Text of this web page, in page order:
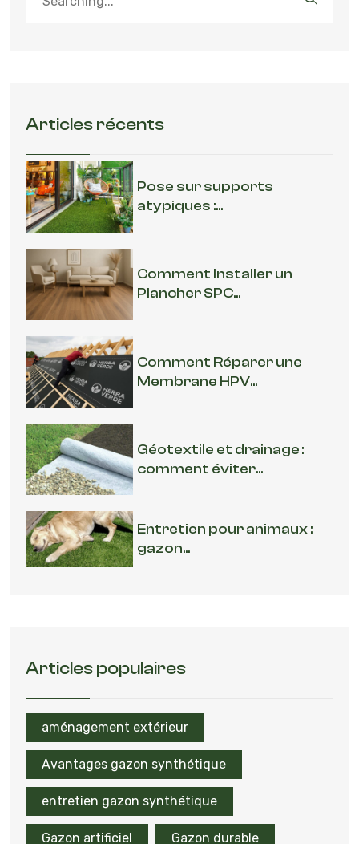
Articles récents
Pose sur supports
atypiques :...
Comment Installer un
Plancher SPC...
Comment Réparer une
Membrane HPV...
Géotextile et drainage :
comment éviter...
Entretien pour animaux :
gazon...
Articles populaires
aménagement extérieur
Avantages gazon synthétique
entretien gazon synthétique
Gazon artificiel Gazon durable